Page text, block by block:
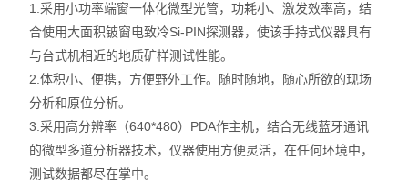
X荧光光谱仪
RoHS检测仪
重金属检测仪
1.采用小功率端窗一体化微型光管，功耗小、激发效率高，结
合使用大面积铍窗电致冷Si-PIN探测器，使该手持式仪器具有
与台式机相近的地质矿样测试性能。
2.体积小、便携，方便野外工作。随时随地，随心所欲的现场
分析和原位分析。
3.采用高分辨率（640*480）PDA作主机，结合无线蓝牙通讯
的微型多道分析器技术，仪器使用方便灵活，在任何环境中，
测试数据都尽在掌中。